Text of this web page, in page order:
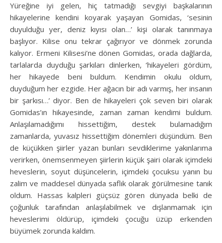
Yüreğine iyi gelen, hiç tatmadığı sevgiyi başkalarının
hikayelerine kendini koyarak yaşayan Gomidas, ‘sesinin
duyulduğu yer, deniz kıyısı olan…’ kişi olarak tanınmaya
başlıyor. Kilise onu tekrar çağırıyor ve dönmek zorunda
kalıyor. Ermeni Kilisesi’ne dönen Gomidas, orada dağlarda,
tarlalarda duyduğu şarkıları dinlerken, ‘hikayeleri gördüm,
her hikayede beni buldum. Kendimin okulu oldum,
duyduğum her ezgide. Her ağacın bir adı varmış, her insanın
bir şarkısı…’ diyor. Ben de hikayeleri çok seven biri olarak
Gomidas’ın hikayesinde, zaman zaman kendimi buldum.
Anlaşılamadığımı hissettiğim, destek bulamadığım
zamanlarda, yuvasız hissettiğim dönemleri düşündüm. Ben
de küçükken şiirler yazan bunları sevdiklerime yakınlarıma
verirken, önemsenmeyen şiirlerin küçük şairi olarak içimdeki
heveslerin, soyut düşüncelerin, içimdeki çocuksu yanın bu
zalim ve maddesel dünyada saflık olarak görülmesine tanık
oldum. Hassas kalpleri güçsüz gören dünyada belki de
çoğunluk tarafından anlaşılabilmek ve dışlanmamak için
heveslerimi öldürüp, içimdeki çocuğu üzüp erkenden
büyümek zorunda kaldım.